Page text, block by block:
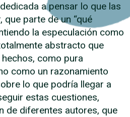
a pensar lo que las
parte de un “qué
la especulación como
abstracto que
como pura
como un razonamiento
lo que podría llegar a
estas cuestiones,
de diferentes autores, que